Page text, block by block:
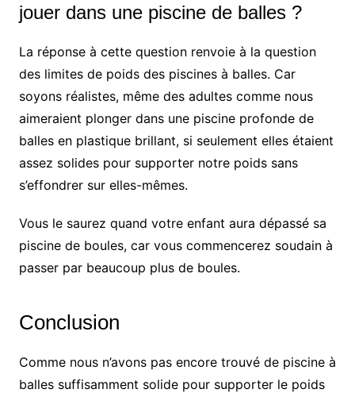
jouer dans une piscine de balles ?
La réponse à cette question renvoie à la question
des limites de poids des piscines à balles. Car
soyons réalistes, même des adultes comme nous
aimeraient plonger dans une piscine profonde de
balles en plastique brillant, si seulement elles étaient
assez solides pour supporter notre poids sans
s’effondrer sur elles-mêmes.
Vous le saurez quand votre enfant aura dépassé sa
piscine de boules, car vous commencerez soudain à
passer par beaucoup plus de boules.
Conclusion
Comme nous n’avons pas encore trouvé de piscine à
balles suffisamment solide pour supporter le poids